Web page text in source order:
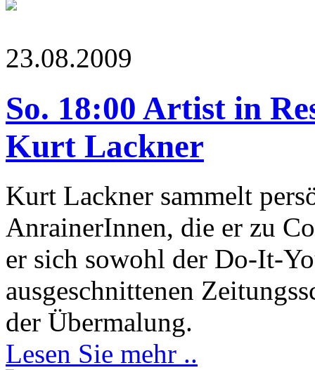
23.08.2009
So. 18:00 Artist in
Kurt Lackner
Kurt Lackner sammelt
AnrainerInnen, die er zu
er sich sowohl der Do-It-
ausgeschnittenen
der Übermalung.
Lesen Sie mehr ..